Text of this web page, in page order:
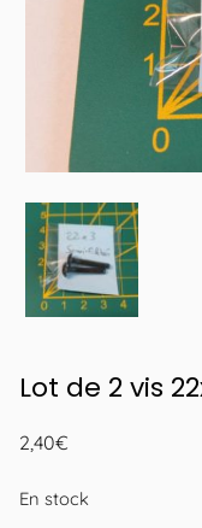
Lot de 2 vis
2,40€
En stock